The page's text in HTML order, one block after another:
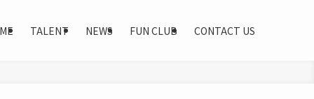
TALENT NEWS FUN CLUB CONTACT US